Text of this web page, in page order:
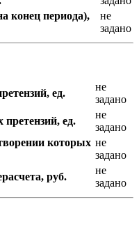
конец периода),
не
задано
ед.
не
задано
ед.
не
задано
которых не
задано
руб.
не
задано